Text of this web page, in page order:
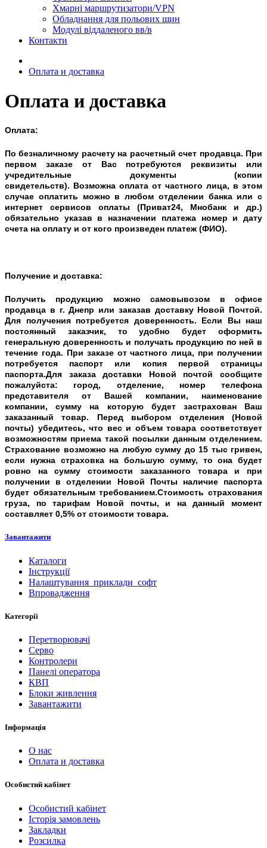
Хмарні маршрутизатори/VPN
Обладнання для польових шин
Модулі віддаленого вв/в
Контакти
Оплата и доставка
Оплата и доставка
Оплата:
По безналичному расчету на расчетный счет продавца. При
первом заказе от Вас потребуются реквизиты или
учредительные документы (копии
свидетельств). Возможна оплата от частного лица, в этом
случае оплатить можно в любом отделении банка или с
интернет сервисов оплаты (Приват24, Мнобанк и др.)
обязательно указав в назначении платежа номер и дату
счета на оплату и от кого произведен платеж (ФИО).
Получение и доставка:
Получить продукцию можно самовывозом в офисе
продавца в г. Днепр или заказав доставку Новой Почтой.
Для получения потребуется доверенность. Если Вы наш
постоянный заказчик, то удобно будет оформить
генеральную доверенность и получать продукцию по ней в
течение года. При заказе от частного лица, при получении
потребуется паспорт или копия первой страницы
паспорта.Для заказа доставки Новой почтой сообщите
пожалуйста: город, отделение, номер телефона
представителя от Вашей компании, наименование
компании, сумму на которую будет застрахован Ваш
заказанный товар. Перед выбором отделения (Новой
почты) убедитесь, что вес и объем товара соответствует
возможностям приема такой посылки данным отделением.
Страхование возможно на любую сумму до 15 тыс гривен,
если нужна страховка на большую сумму, то она будет
ровно на сумму стоимости заказанного товара и при
получении в отделении Новой Почты наличие паспорта
будет обязательным требованием.Стоимость страхования
груза, по тарифам Новой почты, и на данный момент
составляет 0,5% от стоимости товара.
Завантажити
Каталоги
Інструкції
Налаштування_приклади_софт
Впровадження
Категорії
Перетворювачі
Серво
Контролери
Панелі оператора
КВП
Блоки живлення
Завантажити
Інформація
O нас
Оплата и доставка
Особистий кабінет
Особистий кабінет
Історія замовлень
Закладки
Розсилка